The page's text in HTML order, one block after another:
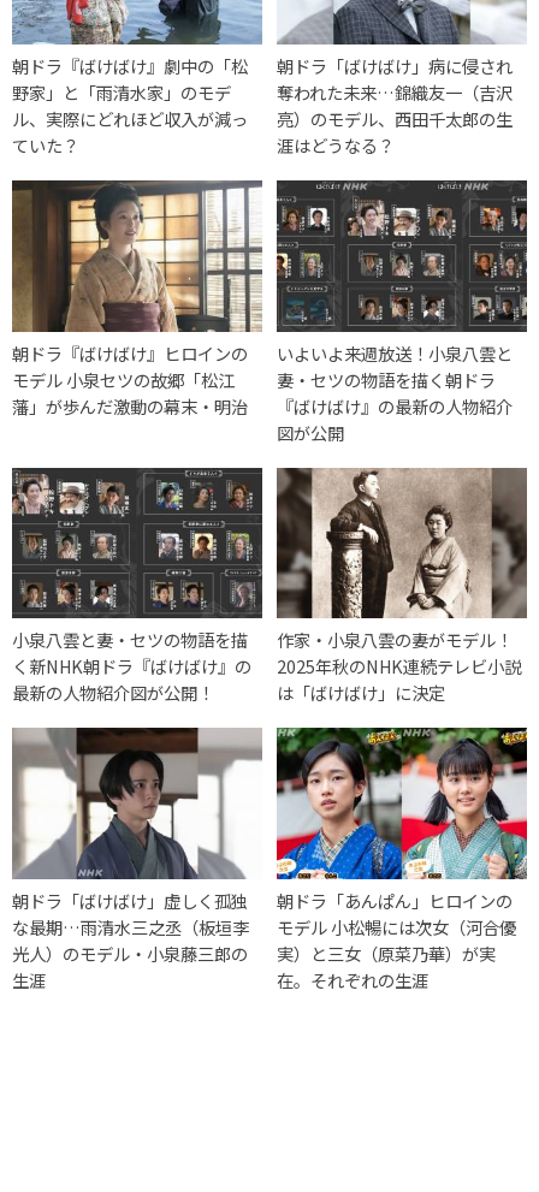
朝ドラ『ばけばけ』劇中の「松
野家」と「雨清水家」のモデ
ル、実際にどれほど収入が減っ
ていた？
朝ドラ「ばけばけ」病に侵され
奪われた未来…錦織友一（吉沢
亮）のモデル、西田千太郎の生
涯はどうなる？
朝ドラ『ばけばけ』ヒロインの
モデル 小泉セツの故郷「松江
藩」が歩んだ激動の幕末・明治
いよいよ来週放送！小泉八雲と
妻・セツの物語を描く朝ドラ
『ばけばけ』の最新の人物紹介
図が公開
小泉八雲と妻・セツの物語を描
く新NHK朝ドラ『ばけばけ』の
最新の人物紹介図が公開！
作家・小泉八雲の妻がモデル！
2025年秋のNHK連続テレビ小説
は「ばけばけ」に決定
朝ドラ「ばけばけ」虚しく孤独
な最期…雨清水三之丞（板垣李
光人）のモデル・小泉藤三郎の
生涯
朝ドラ「あんぱん」ヒロインの
モデル 小松暢には次女（河合優
実）と三女（原菜乃華）が実
在。それぞれの生涯